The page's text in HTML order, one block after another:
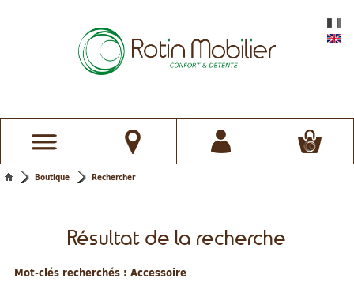
Boutique Rechercher
Résultat de la recherche
Mot-clés recherchés : Accessoire